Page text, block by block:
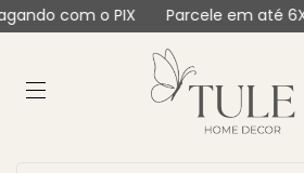
o PIX Parcele em até 6X sem juros